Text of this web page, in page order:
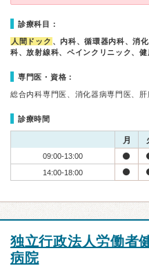
診療科目：
人間ドック 、内科、循環器内科、消
科、放射線科、ペインクリニック、健
専門医・資格：
総合内科専門医、消化器病専門医、肝
診療時間
月
09:00-13:00
14:00-18:00
独立行政法人労働者
病院